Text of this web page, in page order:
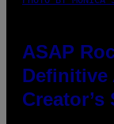
ASAP
Definitive